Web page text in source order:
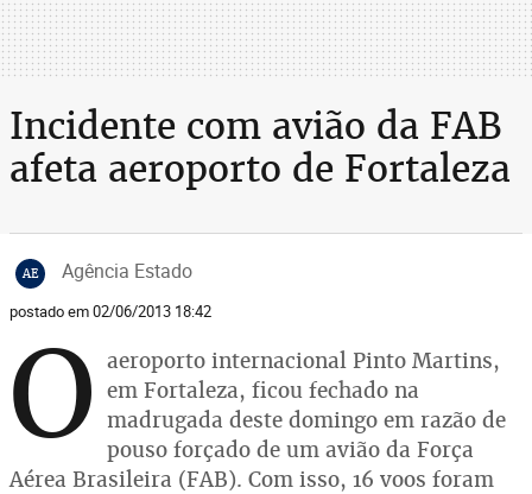
Incidente com avião da FAB
afeta aeroporto de Fortaleza
AE Agência Estado
postado em 02/06/2013 18:42
O aeroporto internacional Pinto Martins,
em Fortaleza, ficou fechado na
madrugada deste domingo em razão de
pouso forçado de um avião da Força
Aérea Brasileira (FAB). Com isso, 16 voos foram